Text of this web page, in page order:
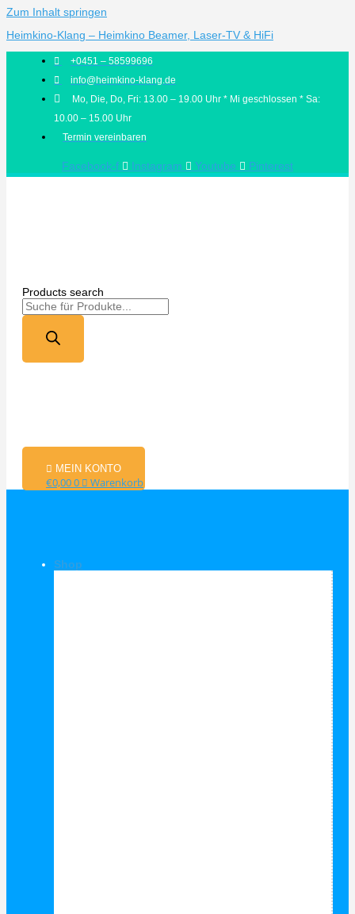
Zum Inhalt springen
Heimkino-Klang – Heimkino Beamer, Laser-TV & HiFi
+0451 – 58599696
info@heimkino-klang.de
Mo, Die, Do, Fri: 13.00 – 19.00 Uhr * Mi geschlossen * Sa:
10.00 – 15.00 Uhr
Termin vereinbaren
Facebook-f Instagram Youtube Pinterest
Products search
MEIN KONTO
€0,000 Warenkorb
Shop